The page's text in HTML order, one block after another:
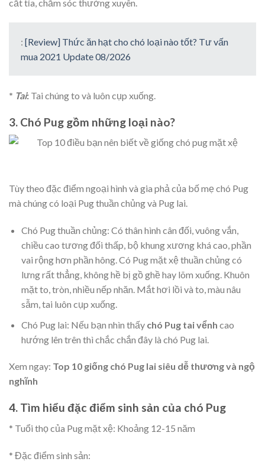
cắt tỉa, chăm sóc thường xuyên.
: [Review] Thức ăn hạt cho chó loại nào tốt? Tư vấn
mua 2021 Update 08/2026
* Tai: Tai chúng to và luôn cụp xuống.
3. Chó Pug gồm những loại nào?
Tùy theo đặc điểm ngoại hình và gia phả của bố mẹ chó Pug
mà chúng có loại Pug thuần chủng và Pug lai.
Chó Pug thuần chủng: Có thân hình cân đối, vuông vắn,
chiều cao tương đối thấp, bộ khung xương khá cao, phần
vai rộng hơn phần hông. Có Pug mặt xệ thuần chủng có
lưng rất thẳng, không hề bị gồ ghề hay lõm xuống. Khuôn
mặt to, tròn, nhiều nếp nhăn. Mắt hơi lồi và to, màu nâu
sẫm, tai luôn cụp xuống.
Chó Pug lai: Nếu bạn nhìn thấy chó Pug tai vểnh cao
hướng lên trên thì chắc chắn đây là chó Pug lai.
Xem ngay: Top 10 giống chó Pug lai siêu dễ thương và ngộ
nghĩnh
4. Tìm hiểu đặc điểm sinh sản của chó Pug
* Tuổi thọ của Pug mặt xệ: Khoảng 12-15 năm
* Đặc điểm sinh sản: